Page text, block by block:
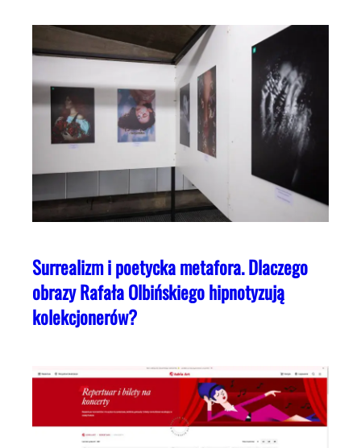
Surrealizm i poetycka metafora. Dlaczego
obrazy Rafała Olbińskiego hipnotyzują
kolekcjonerów?